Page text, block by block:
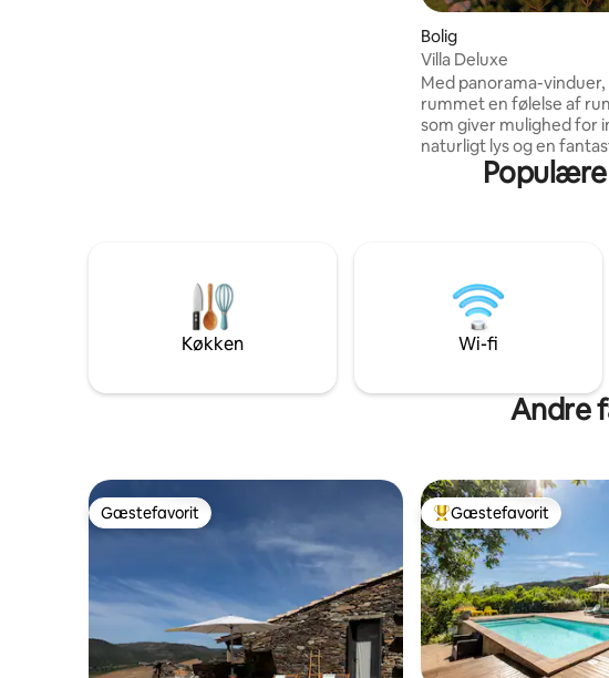
Bolig
Villa Deluxe
Med panorama-
rummet en følelse af
som giver mulighed for
naturligt lys og en
har en stue, et fuldt
spiseområde, et
og er omgivet af
en beliggenhed 10 km
historiske centrum
Køkken Wi-fi
Andre
Gæstefavorit
Gæstefavorit Bedste gæstefavorit
Gæstefavorit